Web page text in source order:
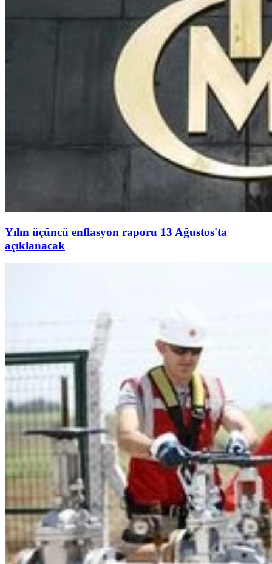
Yılın üçüncü enflasyon raporu 13 Ağustos'ta
açıklanacak